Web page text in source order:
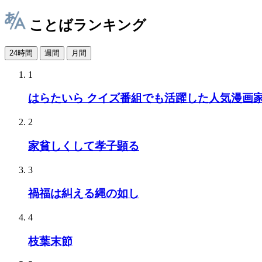
ことばランキング
24時間 週間 月間
1
はらたいら クイズ番組でも活躍した人気漫画
2
家貧しくして孝子顕る
3
禍福は糾える縄の如し
4
枝葉末節